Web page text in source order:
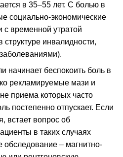
в 35–55 лет. С болью в
социально-экономические
с временной утратой
структуре инвалидности,
начинает беспокоить боль в
рекламируемые мази и
приема которых часто
постепенно отпускает. Если
встает вопрос об
в таких случаях
– магнитно-